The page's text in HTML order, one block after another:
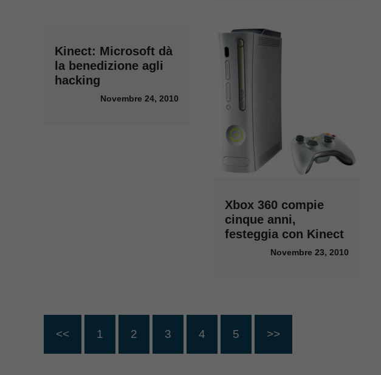
Kinect: Microsoft dà
la benedizione agli
hacking
Novembre 24, 2010
Xbox 360 compie
cinque anni,
festeggia con Kinect
Novembre 23, 2010
<< 1 2 3 4 5 >>